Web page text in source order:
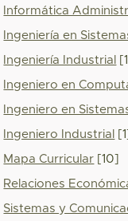
Informática
Ingeniería en
Ingeniería Industrial
Ingeniero en
Ingeniero en
Ingeniero Industrial
Mapa Curricular [10]
Relaciones
Sistemas y